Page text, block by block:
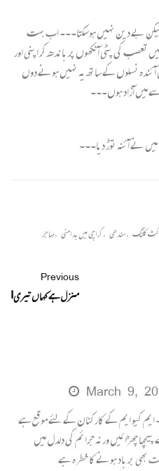
بے دین نہیں ہوسکتا۔۔۔ اب بہت
تعصب کی پٹی آنکھوں پر باندھ کر اپنی اور
آئندہ نسلوں کے ساتھ یہ نہیں ہونے دوں
میں آزاد ہوں۔۔۔
نے آئنہ توڑ دیا۔۔۔
کلنگ ,سندھی ,کراچی میں بدامنی ,مہاجر
Previous
منزل ہے کہا ں تیری!
March 9,
کیو ایم کے کارکنان کے لئے موقع ہے
چھڑائیں ورنہ جرائم کی دلدل میں
بھی بر باد ہونے کا خطرہ ہے